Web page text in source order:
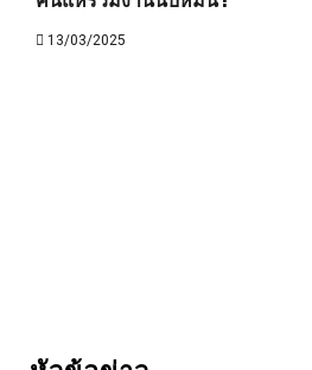
13/03/2025